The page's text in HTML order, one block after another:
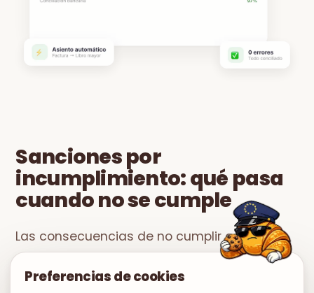
Sanciones por
incumplimiento: qué pasa
cuando no se cumple
Las consecuencias de no cumplir con las
obligaciones contables no son teóricas.
Existen sanciones concretas, tipificadas en
Preferencias de cookies